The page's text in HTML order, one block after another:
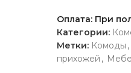
Оплата: При
Категории:
Метки: Комоды ,
прихожей ,